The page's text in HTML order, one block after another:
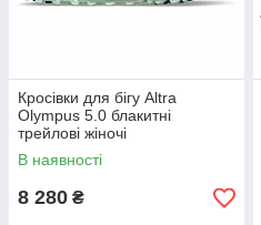
Кросівки для бігу Altra
Olympus 5.0 блакитні
трейлові жіночі
В наявності
8 280 ₴